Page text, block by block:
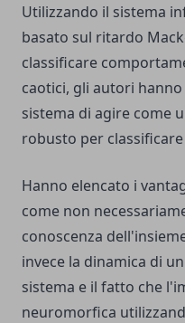
Utilizzando il sistema
basato sul ritardo
classificare
caotici, gli autori
sistema di agire come
robusto per
Hanno elencato i
come non
conoscenza
invece la dinamica di
sistema e il fatto che
neuromorfica